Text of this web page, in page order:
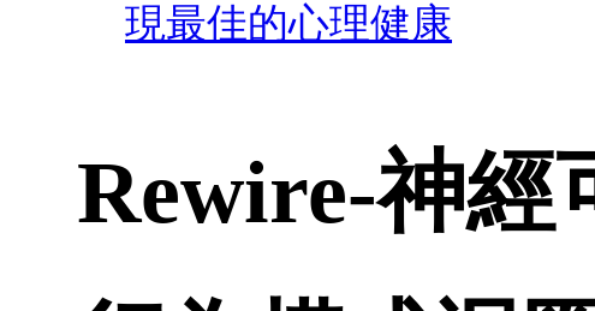
現最佳的心理健康
Rewire-神經